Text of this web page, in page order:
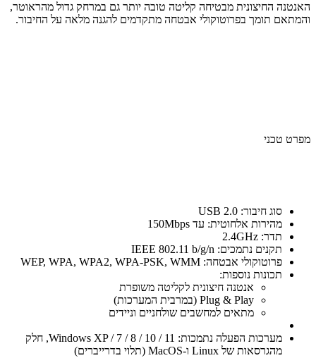
האנטנה החיצונית מבטיחה קליטה טובה יותר גם במרחק גדול מהראוטר,
והמתאם תומך בפרוטוקולי אבטחה מתקדמים להגנה מלאה על החיבור.
מפרט טכני
סוג חיבור: USB 2.0
מהירות אלחוטית: עד 150Mbps
תדר: 2.4GHz
תקנים נתמכים: IEEE 802.11 b/g/n
פרוטוקולי אבטחה: WEP, WPA, WPA2, WPA-PSK, WMM
תכונות נוספות:
אנטנה חיצונית לקליטה משופרת
Plug & Play (במרבית המערכות)
מתאים למחשבים שולחניים וניידים
מערכות הפעלה נתמכות: Windows XP / 7 / 8 / 10 / 11, חלק
מהגרסאות של Linux ו-MacOS (תלוי בדרייברים)